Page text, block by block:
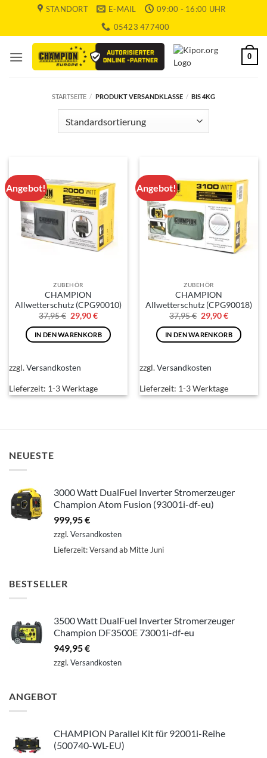
springen
STANDORT E-MAIL
09:00 - 16:00 UHR
05423 477400
0
STARTSEITE / PRODUKT VERSANDKLASSE / BIS 4KG
Angebot!
ZUBEHÖR
CHAMPION
Allwetterschutz (CPG90010)
37,95€ Ursprünglicher
Preis
war:
37,95 €
29,90€Aktueller
ist:
29,90 €.
IN DEN WARENKORB
zzgl.Versandkosten
Lieferzeit: 1-3 Werktage
Angebot!
ZUBEHÖR
CHAMPION
Allwetterschutz (CPG90018)
37,95€ Ursprünglicher
Preis
war:
37,95 €
29,90€Aktueller
ist:
29,90 €.
IN DEN WARENKORB
zzgl.Versandkosten
Lieferzeit: 1-3 Werktage
NEUESTE
3000 Watt DualFuel Inverter Stromerzeuger
Champion Atom Fusion (93001i-df-eu)
999,95€
zzgl. Versandkosten
Lieferzeit:Versand ab Mitte Juni
BESTSELLER
3500 Watt DualFuel Inverter Stromerzeuger
Champion DF3500E 73001i-df-eu
949,95€
zzgl. Versandkosten
ANGEBOT
CHAMPION Parallel Kit für 92001i-Reihe
(500740-WL-EU)